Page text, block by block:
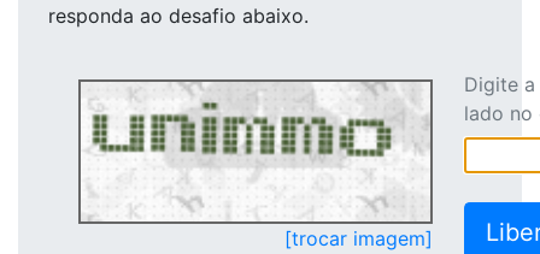
responda ao desafio abaixo.
[trocar imagem]
Digite
lado no